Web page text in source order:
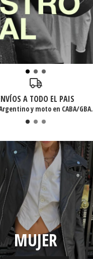
A TODO EL PAIS
y moto en CABA/GBA.
MUJER